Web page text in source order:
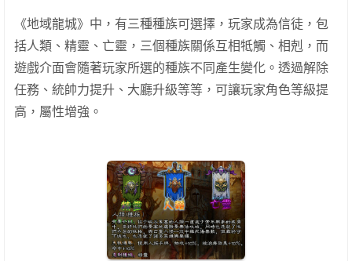
《地域龍城》中，有三種種族可選擇，玩家成為信徒，包
括人類、精靈、亡靈，三個種族關係互相牴觸、相剋，而
遊戲介面會隨著玩家所選的種族不同產生變化。透過解除
任務、統帥力提升、大廳升級等等，可讓玩家角色等級提
高，屬性增強。